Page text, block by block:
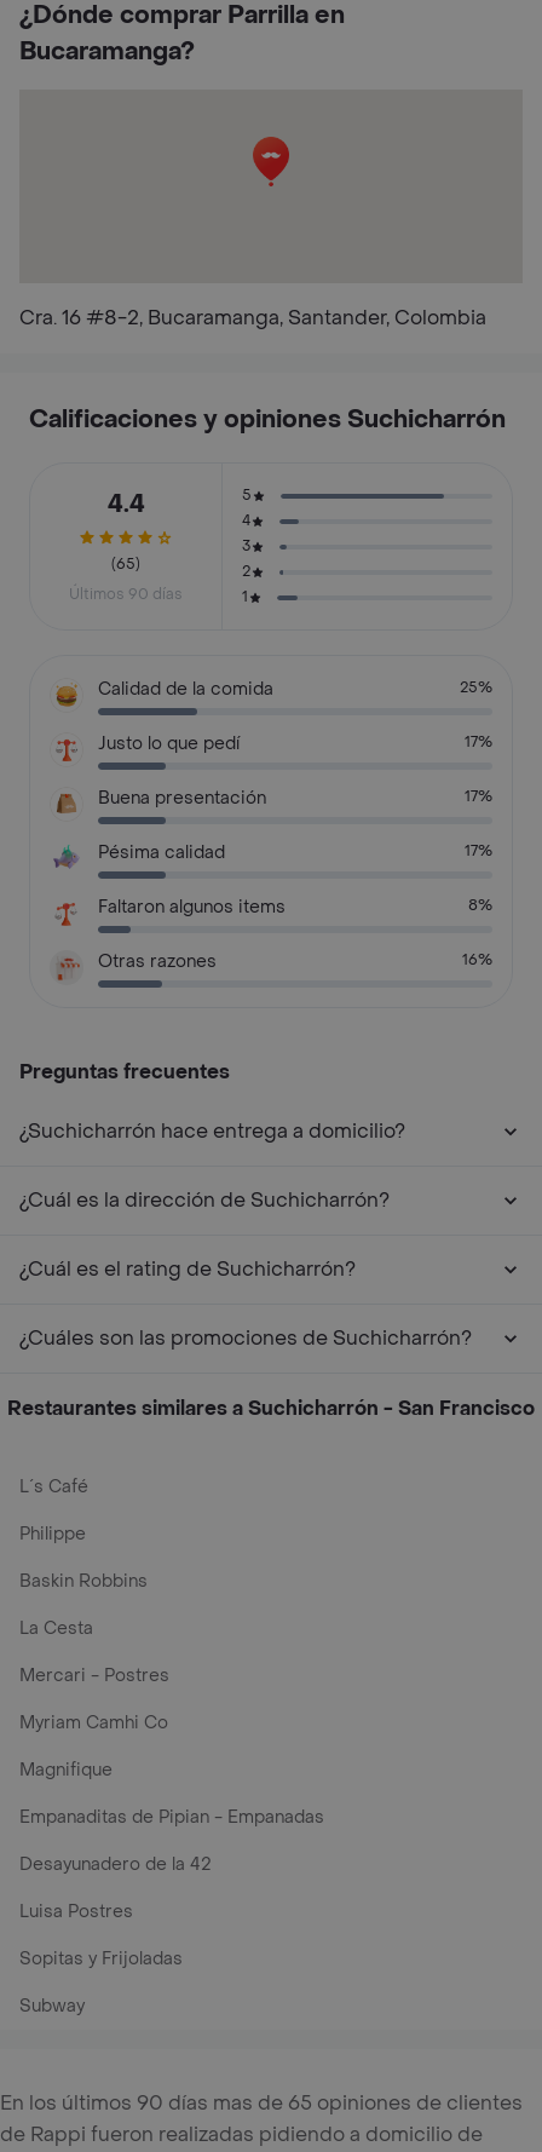
¿Dónde comprar Parrilla en
Bucaramanga?
Cra. 16 #8-2, Bucaramanga, Santander, Colombia
Calificaciones y opiniones Suchicharrón
4.4
(65)
Últimos 90 días
5
4
3
2
1
Calidad de la comida 25%
Justo lo que pedí 17%
Buena presentación 17%
Pésima calidad 17%
Faltaron algunos items 8%
Otras razones 16%
Preguntas frecuentes
¿Suchicharrón hace entrega a domicilio?
¿Cuál es la dirección de Suchicharrón?
¿Cuál es el rating de Suchicharrón?
¿Cuáles son las promociones de Suchicharrón?
Restaurantes similares a Suchicharrón - San Francisco
L´s Café
Philippe
Baskin Robbins
La Cesta
Mercari - Postres
Myriam Camhi Co
Magnifique
Empanaditas de Pipian - Empanadas
Desayunadero de la 42
Luisa Postres
Sopitas y Frijoladas
Subway
En los últimos 90 días mas de 65 opiniones de clientes
de Rappi fueron realizadas pidiendo a domicilio de